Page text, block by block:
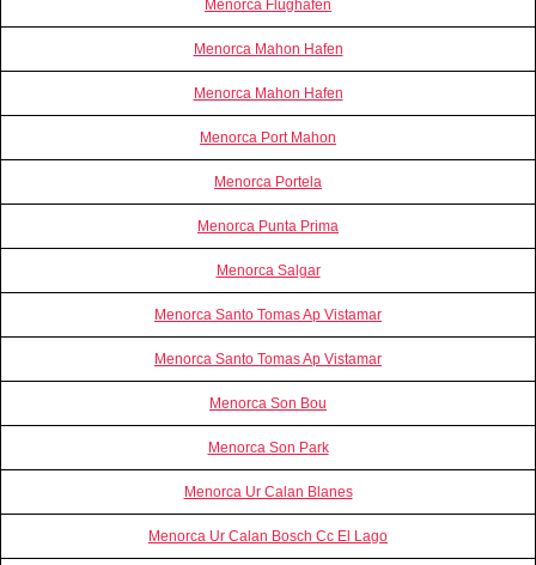
Menorca Flughafen
Menorca Mahon Hafen
Menorca Mahon Hafen
Menorca Port Mahon
Menorca Portela
Menorca Punta Prima
Menorca Salgar
Menorca Santo Tomas Ap Vistamar
Menorca Santo Tomas Ap Vistamar
Menorca Son Bou
Menorca Son Park
Menorca Ur Calan Blanes
Menorca Ur Calan Bosch Cc El Lago